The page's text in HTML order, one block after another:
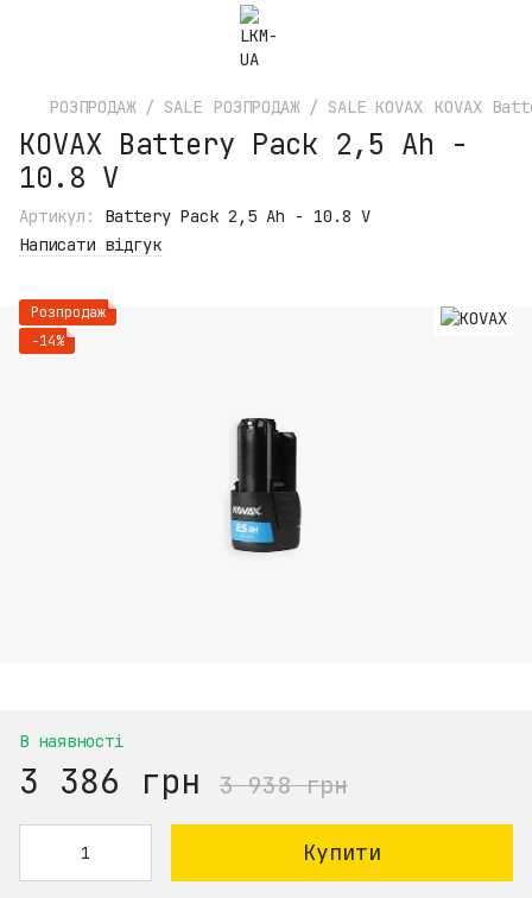
РОЗПРОДАЖ / SALE РОЗПРОДАЖ / SALE KOVAX KOVAX
KOVAX Battery Pack 2,5 Ah -
10.8 V
Артикул:
Battery Pack 2,5 Ah - 10.8 V
Написати відгук
Розпродаж
−14%
В наявності
3 386 грн 3 938 грн
Купити